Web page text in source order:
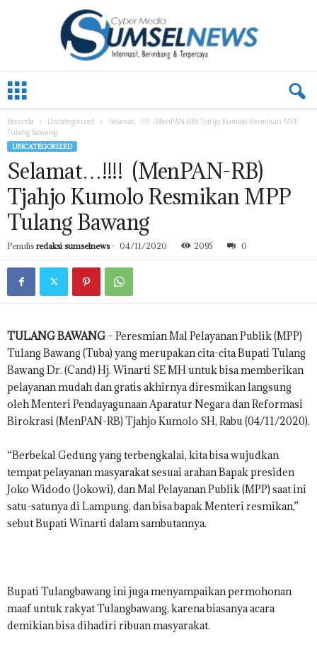
M
E
Beranda Uncategorized
Selamat…!!!! (MenPAN-RB) Tjahjo Kumolo Resmikan MPP
Tulang Bawang
UNCATEGORIZED
Selamat…!!!! (MenPAN-RB)
Tjahjo Kumolo Resmikan MPP
Tulang Bawang
Penulis redaksi sumselnews- 04/11/2020 2095 0
TULANG BAWANG – Peresmian Mal Pelayanan Publik (MPP)
Tulang Bawang (Tuba) yang merupakan cita-cita Bupati Tulang
Bawang Dr. (Cand) Hj. Winarti SE MH untuk bisa memberikan
pelayanan mudah dan gratis akhirnya diresmikan langsung
oleh Menteri Pendayagunaan Aparatur Negara dan Reformasi
Birokrasi (MenPAN-RB) Tjahjo Kumolo SH, Rabu (04/11/2020).
“Berbekal Gedung yang terbengkalai, kita bisa wujudkan
tempat pelayanan masyarakat sesuai arahan Bapak presiden
Joko Widodo (Jokowi), dan Mal Pelayanan Publik (MPP) saat ini
satu-satunya di Lampung, dan bisa bapak Menteri resmikan,”
sebut Bupati Winarti dalam sambutannya.
Bupati Tulangbawang ini juga menyampaikan permohonan
maaf untuk rakyat Tulangbawang, karena biasanya acara
demikian bisa dihadiri ribuan masyarakat.